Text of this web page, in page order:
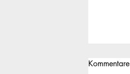
Kommentare